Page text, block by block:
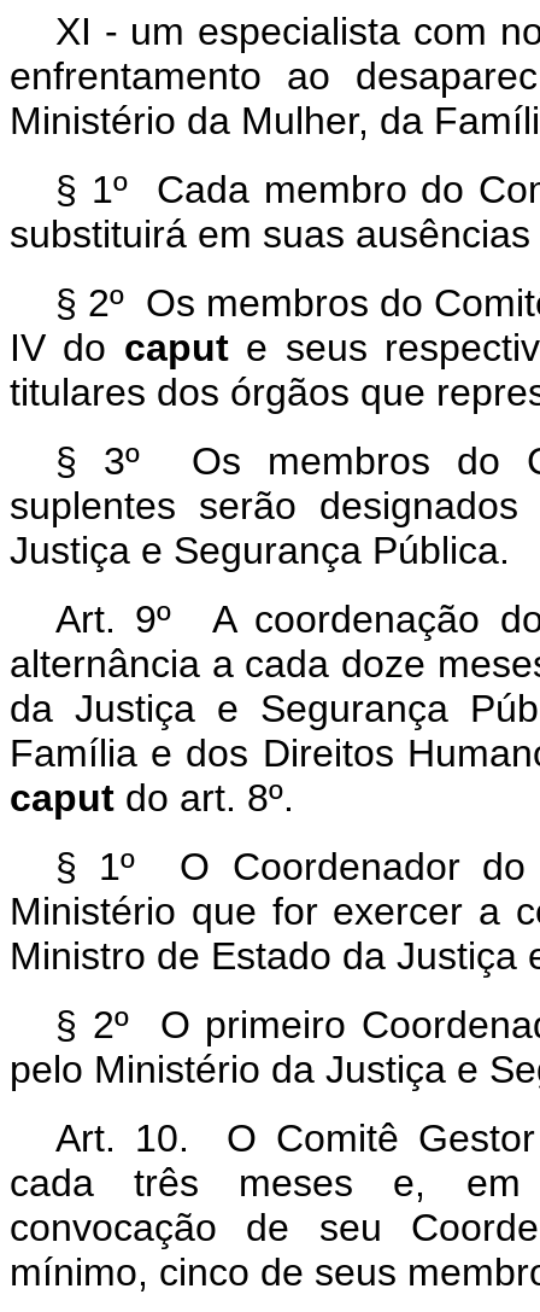
XI - um especialista com
enfrentamento ao
Ministério da Mulher, da
§ 1º Cada membro do
substituirá em suas
§ 2º Os membros do
IV do caput e seus
titulares dos órgãos que
§ 3º Os membros do
suplentes serão
Justiça e Segurança Pública.
Art. 9º A coordenação
alternância a cada doze
da Justiça e Segurança
Família e dos Direitos
caput do art. 8º.
§ 1º O Coordenador do
Ministério que for exercer a
Ministro de Estado da Justiça
§ 2º O primeiro
pelo Ministério da Justiça e
Art. 10. O Comitê
cada três meses e, em
convocação de seu
mínimo, cinco de seus